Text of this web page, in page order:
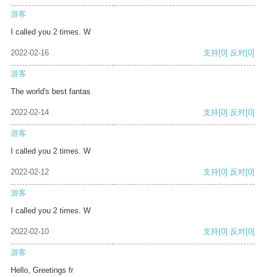
游客
I called you 2 times. W
2022-02-16 支持[0] 反对[0]
游客
The world's best fantas
2022-02-14 支持[0] 反对[0]
游客
I called you 2 times. W
2022-02-12 支持[0] 反对[0]
游客
I called you 2 times. W
2022-02-10 支持[0] 反对[0]
游客
Hello, Greetings fr